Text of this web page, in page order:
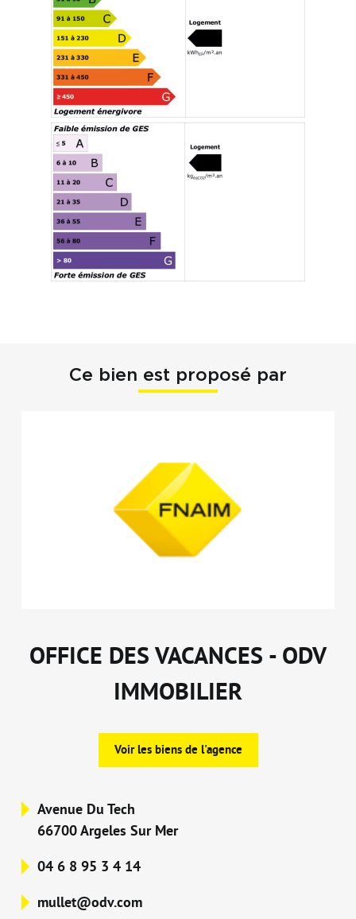
Ce bien est proposé par
OFFICE DES VACANCES - ODV
IMMOBILIER
Voir les biens de l'agence
Avenue Du Tech
66700 Argeles Sur Mer
04 6 8 95 3 4 14
mullet@odv.com